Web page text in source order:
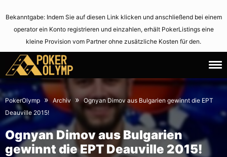
Bekanntgabe: Indem Sie auf diesen Link klicken und anschließend bei einem
operator ein Konto registrieren und einzahlen, erhält PokerListings eine
kleine Provision vom Partner ohne zusätzliche Kosten für den.
8.
February
2015
June
2,
2021
PokerOlymp » Archiv » Ognyan Dimov aus Bulgarien gewinnt die EPT
Deauville 2015!
Ognyan Dimov aus Bulgarien
gewinnt die EPT Deauville 2015!